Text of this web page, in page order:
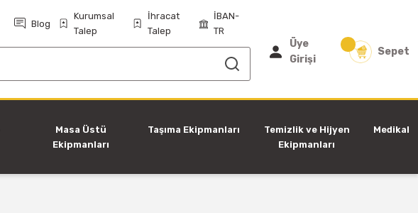
Blog
Kurumsal
Talep
İhracat
Talep
İBAN-
TR
Üye
Girişi
Sepet
Masa Üstü
Ekipmanları
Taşıma Ekipmanları
Temizlik ve Hijyen
Ekipmanları
Medikal